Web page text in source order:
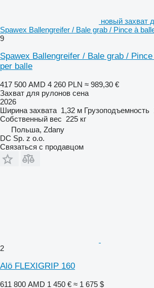
новый захват
Spawex Ballengreifer / Bale grab / Pince à
9
Spawex Ballengreifer / Bale grab /
per balle
417 500 AMD 4 260 PLN ≈ 989,30 €
Захват для рулонов сена
2026
Ширина захвата 1,32 м Грузоподъемность
Собственный вес 225 кг
Польша, Zdany
DC Sp. z o.o.
Связаться с продавцом
2
Alö FLEXIGRIP 160
611 800 AMD 1 450 € ≈ 1 675 $